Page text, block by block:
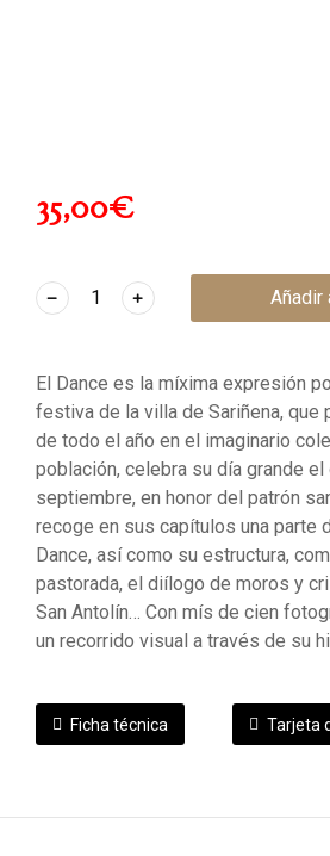
35,00€
﹣ ﹢ Añadir
El Dance es la míxima expresión
festiva de la villa de Sariñena, que
de todo el año en el imaginario
población, celebra su día grande el
septiembre, en honor del patrón
recoge en sus capítulos una parte
Dance, así como su estructura,
pastorada, el diílogo de moros y
San Antolín… Con mís de cien
un recorrido visual a través de su
Ficha técnica Tarjeta